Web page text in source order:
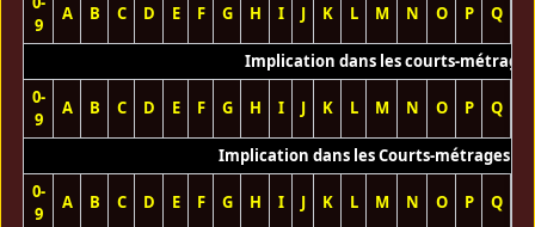
9
A B C D E F G H I J K L M N O P Q
Implication dans les courts-métrages
0-
9
A B C D E F G H I J K L M N O P Q
Implication dans les Courts-métrages
0-
9
A B C D E F G H I J K L M N O P Q